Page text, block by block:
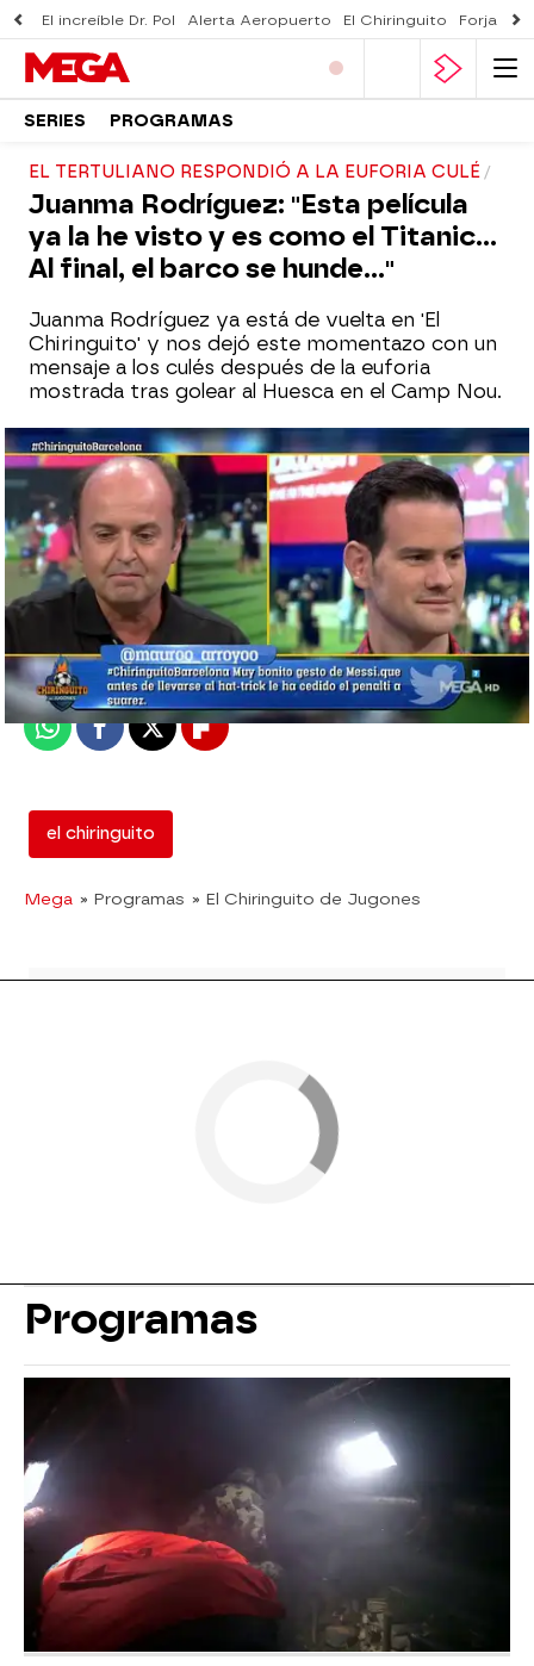
El increíble Dr. Pol Alerta Aeropuerto El Chiringuito Forjado
SERIES PROGRAMAS
EL TERTULIANO RESPONDIÓ A LA EUFORIA CULÉ
Juanma Rodríguez: "Esta película
ya la he visto y es como el Titanic...
Al final, el barco se hunde..."
Juanma Rodríguez ya está de vuelta en 'El
Chiringuito' y nos dejó este momentazo con un
mensaje a los culés después de la euforia
mostrada tras golear al Huesca en el Camp Nou.
mega
Madrid
Publicado:03 de septiembre de 2018, 02:26
WhatsappFacebook
X Flipboard
el chiringuito
Mega » Programas » El Chiringuito de Jugones
Programas